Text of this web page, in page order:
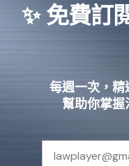
的範疇。
行為人在主觀上
名譽受損或心理
是具有公然侮辱
✨ 免費訂
每週一次，精
幫助你掌握